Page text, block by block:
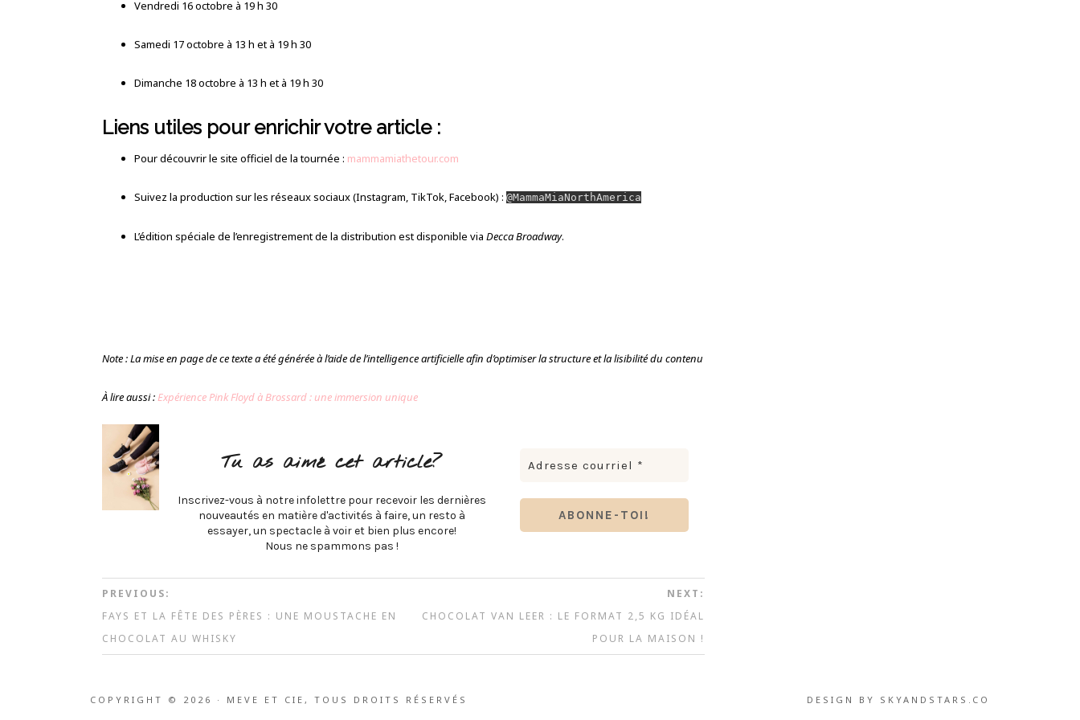
Vendredi 16 octobre à 19 h 30
Samedi 17 octobre à 13 h et à 19 h 30
Dimanche 18 octobre à 13 h et à 19 h 30
Liens utiles pour enrichir votre article :
Pour découvrir le site officiel de la tournée : mammamiathetour.com
Suivez la production sur les réseaux sociaux (Instagram, TikTok, Facebook) : @MammaMiaNorthAmerica
L’édition spéciale de l’enregistrement de la distribution est disponible via Decca Broadway.
Note : La mise en page de ce texte a été générée à l’aide de l’intelligence artificielle afin d’optimiser la structure et la lisibilité du contenu
À lire aussi :Expérience Pink Floyd à Brossard : une immersion unique
Tu as aimé cet article?
Inscrivez-vous à notre infolettre pour recevoir les dernières
nouveautés en matière d'activités à faire, un resto à
essayer, un spectacle à voir et bien plus encore!
Nous ne spammons pas !
PREVIOUS:
FAYS ET LA FÊTE DES PÈRES : UNE MOUSTACHE EN
CHOCOLAT AU WHISKY
NEXT:
CHOCOLAT VAN LEER : LE FORMAT 2,5 KG IDÉAL
POUR LA MAISON !
DESIGN BY SKYANDSTARS.CO
COPYRIGHT © 2026 · MEVE ET CIE, TOUS DROITS RÉSERVÉS